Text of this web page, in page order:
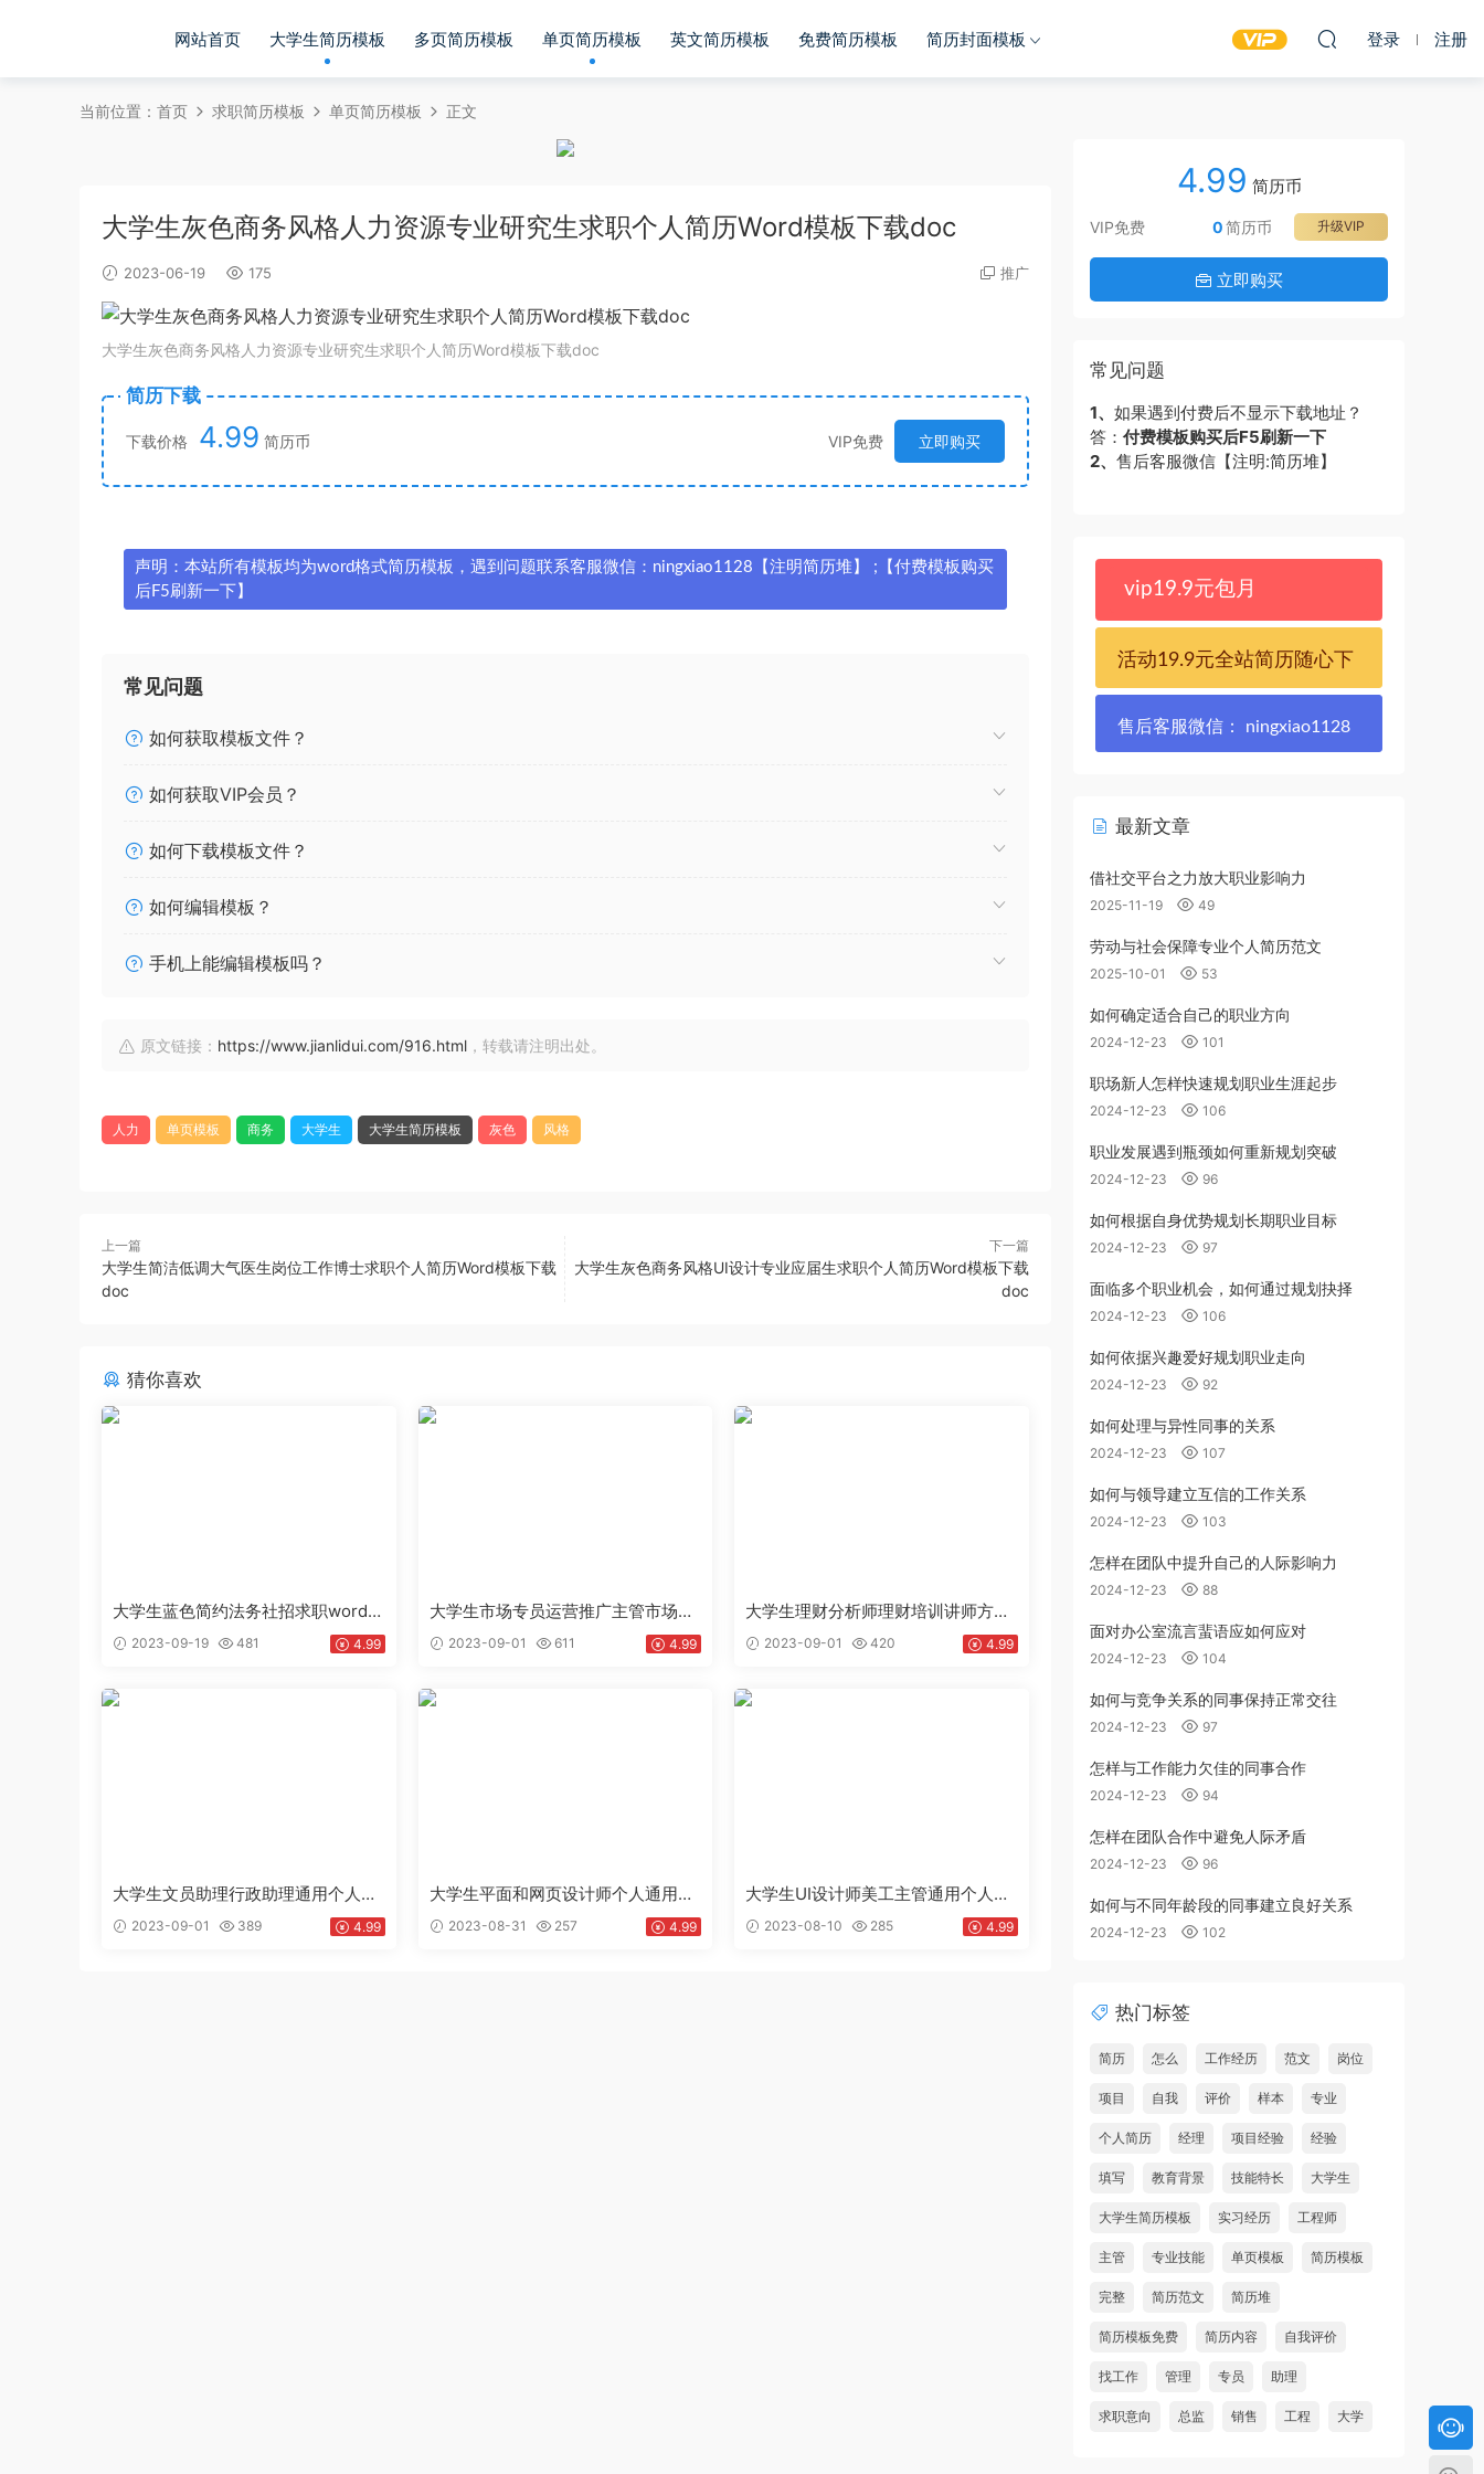
网站首页 大学生简历模板 多页简历模板 单页简历模板 英文简历模板 免费简历模板 简历封面模板 登录 注册
当前位置： 首页 求职简历模板 单页简历模板 正文
大学生灰色商务风格人力资源专业研究生求职个人简历Word模板下载doc
2023-06-19 175 推广
大学生灰色商务风格人力资源专业研究生求职个人简历Word模板下载doc
简历下载
下载价格 4.99 简历币 VIP免费 立即购买
声明：本站所有模板均为word格式简历模板，遇到问题联系客服微信：ningxiao1128【注明简历堆】 ;【付费模板购买
后F5刷新一下】
常见问题
如何获取模板文件？
如何获取VIP会员？
如何下载模板文件？
如何编辑模板？
手机上能编辑模板吗？
原文链接： https://www.jianlidui.com/916.html ，转载请注明出处。
人力 单页模板 商务 大学生 大学生简历模板 灰色 风格
上一篇
大学生简洁低调大气医生岗位工作博士求职个人简历Word模板下载
doc
下一篇
大学生灰色商务风格UI设计专业应届生求职个人简历Word模板下载
doc
猜你喜欢
大学生蓝色简约法务社招求职word简
历下载doc
2023-09-19 481 4.99
大学生市场专员运营推广主管市场推
广专员通用求职简历个人简历Word
模板下载doc
2023-09-01 611 4.99
大学生理财分析师理财培训讲师方案
策划通用个人简历求职简历Word模
板下载doc
2023-09-01 420 4.99
大学生文员助理行政助理通用个人简
历求职简历Word模板下载doc
2023-09-01 389 4.99
大学生平面和网页设计师个人通用英
文简历Word模板下载doc
2023-08-31 257 4.99
大学生UI设计师美工主管通用个人简
历求职简历Word模板下载doc
2023-08-10 285 4.99
4.99 简历币
VIP免费 升级VIP
0简历币
立即购买
常见问题
1、 如果遇到付费后不显示下载地址？
答： 付费模板购买后F5刷新一下
2、 售后客服微信【注明:简历堆】
vip19.9元包月
活动19.9元全站简历随心下
售后客服微信： ningxiao1128
最新文章
借社交平台之力放大职业影响力
2025-11-19 49
劳动与社会保障专业个人简历范文
2025-10-01 53
如何确定适合自己的职业方向
2024-12-23 101
职场新人怎样快速规划职业生涯起步
2024-12-23 106
职业发展遇到瓶颈如何重新规划突破
2024-12-23 96
如何根据自身优势规划长期职业目标
2024-12-23 97
面临多个职业机会，如何通过规划抉择
2024-12-23 106
如何依据兴趣爱好规划职业走向
2024-12-23 92
如何处理与异性同事的关系
2024-12-23 107
如何与领导建立互信的工作关系
2024-12-23 103
怎样在团队中提升自己的人际影响力
2024-12-23 88
面对办公室流言蜚语应如何应对
2024-12-23 104
如何与竞争关系的同事保持正常交往
2024-12-23 97
怎样与工作能力欠佳的同事合作
2024-12-23 94
怎样在团队合作中避免人际矛盾
2024-12-23 96
如何与不同年龄段的同事建立良好关系
2024-12-23 102
热门标签
简历 怎么 工作经历 范文 岗位
项目 自我 评价 样本 专业
个人简历 经理 项目经验 经验
填写 教育背景 技能特长 大学生
大学生简历模板 实习经历 工程师
主管 专业技能 单页模板 简历模板
完整 简历范文 简历堆
简历模板免费 简历内容 自我评价
找工作 管理 专员 助理
求职意向 总监 销售 工程 大学